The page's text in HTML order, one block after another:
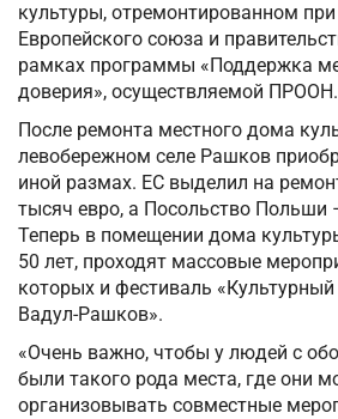
культуры, отремонтированном
Европейского союза и
рамках программы «Поддержка
доверия», осуществляемой ПРООН.
После ремонта местного дома
левобережном селе Рашков
иной размах. ЕС выделил на
тысяч евро, а Посольство Польши
Теперь в помещении дома
50 лет, проходят массовые
которых и фестиваль
Вадул-Рашков».
«Очень важно, чтобы у людей с
были такого рода места, где они
организовывать совместные